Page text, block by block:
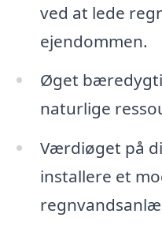
ved at lede
ejendommen.
Øget
naturlige
Værdiøget på
installere et